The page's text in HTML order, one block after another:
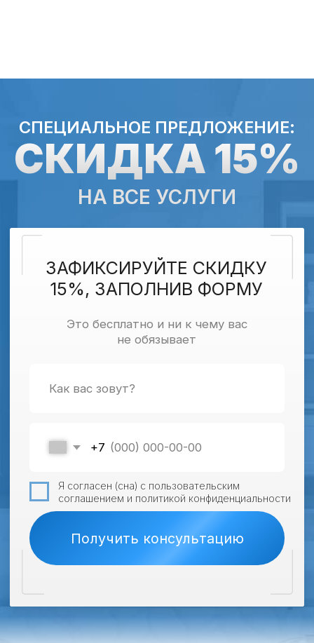
НАШИ АКЦИИ
получите скидку 20% для вашего
дома.
20 10
пенсионеров при предъявлении
пенсионного удостоверения.